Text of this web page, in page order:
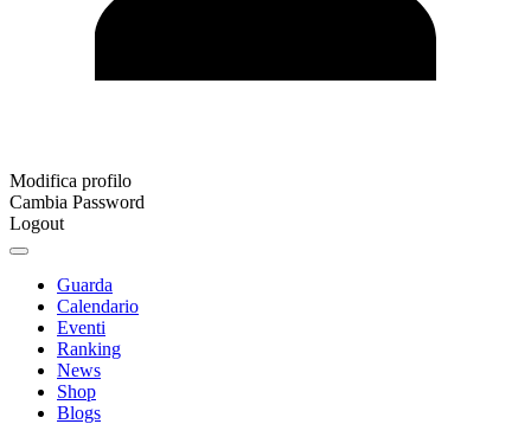
Modifica profilo
Cambia Password
Logout
Guarda
Calendario
Eventi
Ranking
News
Shop
Blogs